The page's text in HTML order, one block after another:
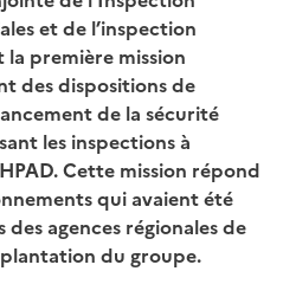
et de l’inspection
la première mission
des dispositions de
de la sécurité
les inspections à
Cette mission répond
qui avaient été
agences régionales de
du groupe.